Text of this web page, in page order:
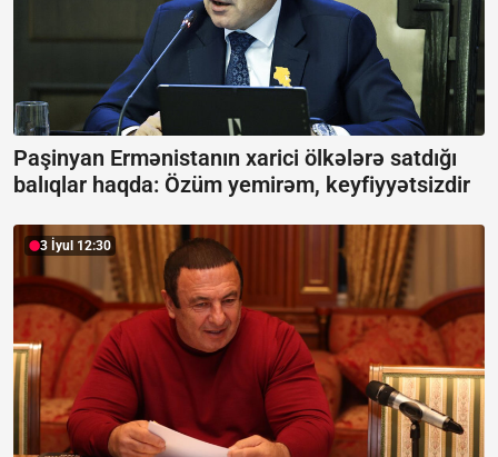
Paşinyan Ermənistanın xarici ölkələrə satdığı
balıqlar haqda: Özüm yemirəm, keyfiyyətsizdir
3 İyul 12:30